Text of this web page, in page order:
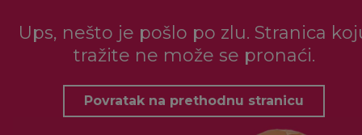
Ups, nešto je pošlo po zlu. Stranica
tražite ne može se pronaći.
Povratak na prethodnu stranicu